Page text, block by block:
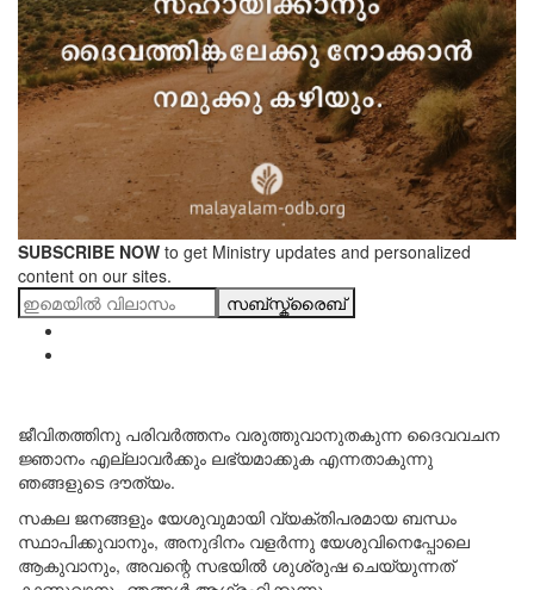
SUBSCRIBE NOW to get Ministry updates and personalized
content on our sites.
സബ്സ്ക്രൈബ്
ജീവിതത്തിനു പരിവർത്തനം വരുത്തുവാനുതകുന്ന ദൈവവചന
ജ്ഞാനം എല്ലാവർക്കും ലഭ്യമാക്കുക എന്നതാകുന്നു
ഞങ്ങളുടെ ദൗത്യം.
സകല ജനങ്ങളും യേശുവുമായി വ്യക്തിപരമായ ബന്ധം
സ്ഥാപിക്കുവാനും, അനുദിനം വളർന്നു യേശുവിനെപ്പോലെ
ആകുവാനും, അവന്റെ സഭയിൽ ശുശ്രുഷ ചെയ്യുന്നത്